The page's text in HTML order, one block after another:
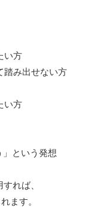
い方
踏み出せない方
い方
という発想
れば、
ます。